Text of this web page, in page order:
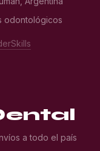
odontológicos
a todo el país